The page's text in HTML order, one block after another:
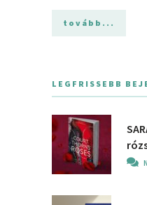
tovább...
LEGFRISSEBB